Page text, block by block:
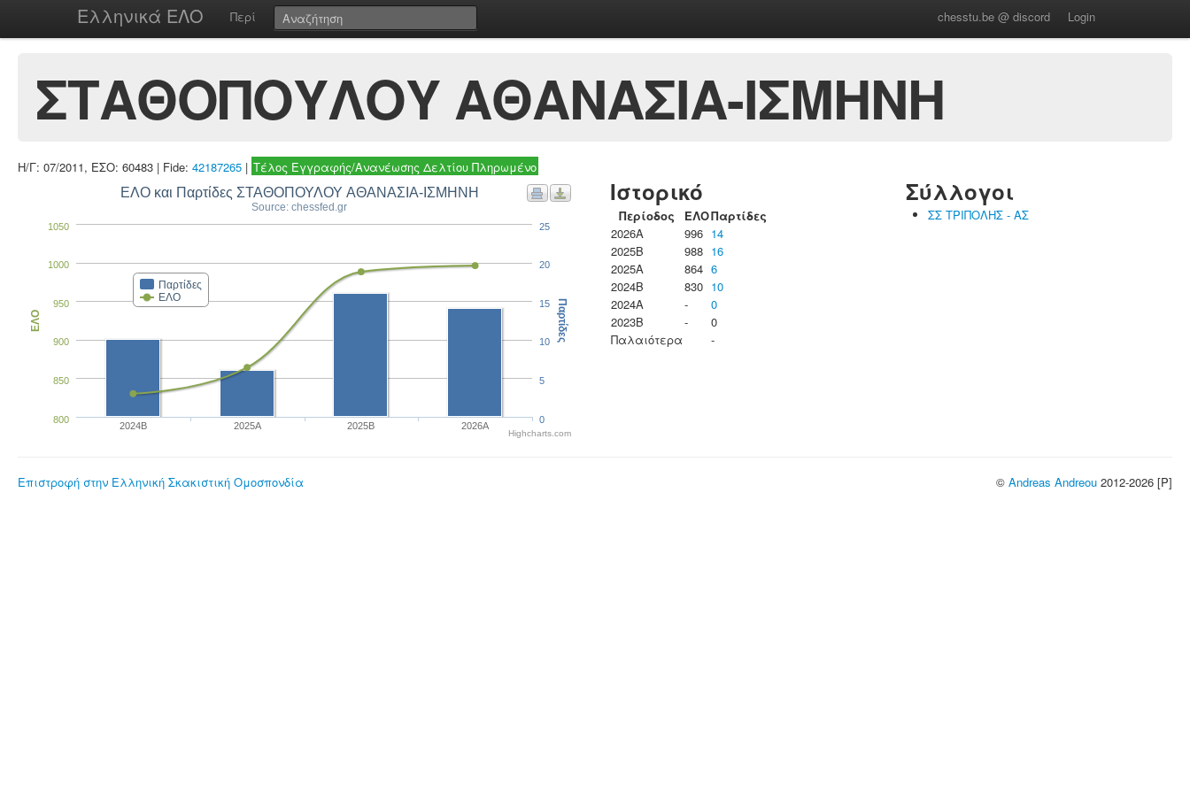
Ελληνικά ΕΛΟ Περί chesstu.be @ discord Login
ΣΤΑΘΟΠΟΥΛΟΥ ΑΘΑΝΑΣΙΑ-ΙΣΜΗΝΗ
Η/Γ: 07/2011, ΕΣΟ: 60483 | Fide: 42187265 | Τέλος Εγγραφής/Ανανέωσης Δελτίου Πληρωμένο
ΕΛΟ και Παρτίδες ΣΤΑΘΟΠΟΥΛΟΥ ΑΘΑΝΑΣΙΑ-ΙΣΜΗΝΗ
Source: chessfed.gr
Παρτίδες
ΕΛΟ
2024B 2025A 2025B 2026A
800
850
900
950
1000
1050
ΕΛΟ
0
5
10
15
20
25
Παρτίδες
Highcharts.com
Ιστορικό
Περίοδος ΕΛΟΠαρτίδες
2026A
996 14
2025B
988 16
2025A
864 6
2024B
830 10
2024A
-
0
2023B
-
0
Παλαιότερα
-
Σύλλογοι
ΣΣ ΤΡΙΠΟΛΗΣ - ΑΣ
Επιστροφή στην Ελληνική Σκακιστική Ομοσπονδία © Andreas Andreou 2012-2026 [P]